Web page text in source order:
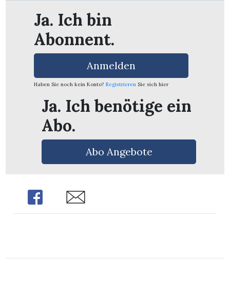
Ja. Ich bin
Abonnent.
Anmelden
Haben Sie noch kein Konto? Registrieren Sie sich hier
Ja. Ich benötige ein
Abo.
Abo Angebote
Share Share